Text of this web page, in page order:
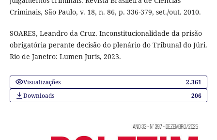
Criminais, São Paulo, v. 18, n. 86, p. 336-379, set./out. 2010.
SOARES, Leandro da Cruz. Inconstitucionalidade da prisão
obrigatória perante decisão do plenário do Tribunal do Júri.
Rio de Janeiro: Lumen Juris, 2023.
Visualizações
2.361
Downloads
206